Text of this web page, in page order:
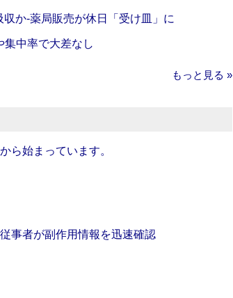
か‐薬局販売が休日「受け皿」に
集中率で大差なし
もっと見る »
ら始まっています。
事者が副作用情報を迅速確認